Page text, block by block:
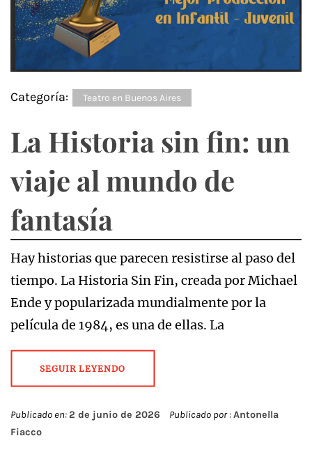
Categoría: Teatro en Buenos Aires
La Historia sin fin: un
viaje al mundo de
fantasía
Hay historias que parecen resistirse al paso del
tiempo. La Historia Sin Fin, creada por Michael
Ende y popularizada mundialmente por la
película de 1984, es una de ellas. La
SEGUIR LEYENDO
Publicado en:2 de junio de 2026 Publicado por :Antonella
Fiacco